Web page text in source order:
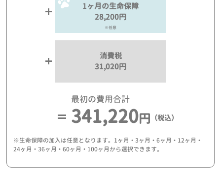
1ヶ月の生命保障
28,200円
※任意
消費税
31,020円
最初の費用合計
341,220円 （税込）
※生命保障の加入は任意となります。1ヶ月・3ヶ月・6ヶ月・12ヶ月・
24ヶ月・36ヶ月・60ヶ月・100ヶ月から選択できます。